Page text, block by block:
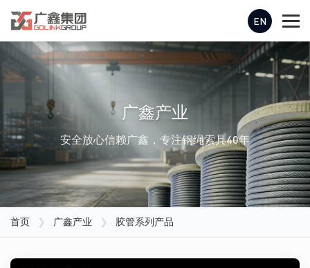
EN
广鑫产业
安全放心信赖广鑫，专注钢绳索具40年
首页 ❯ 广鑫产业 ❯ 胶管系列产品